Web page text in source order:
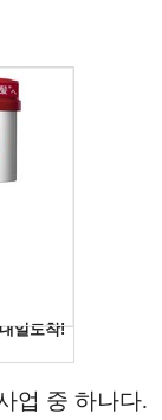
업 중 하나다.